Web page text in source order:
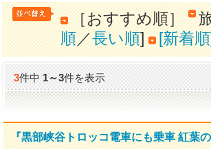
［おすすめ順］
順／長い順] [新着
3件中1～3件を表示
『黒部峡谷トロッコ電車にも乗車 紅葉